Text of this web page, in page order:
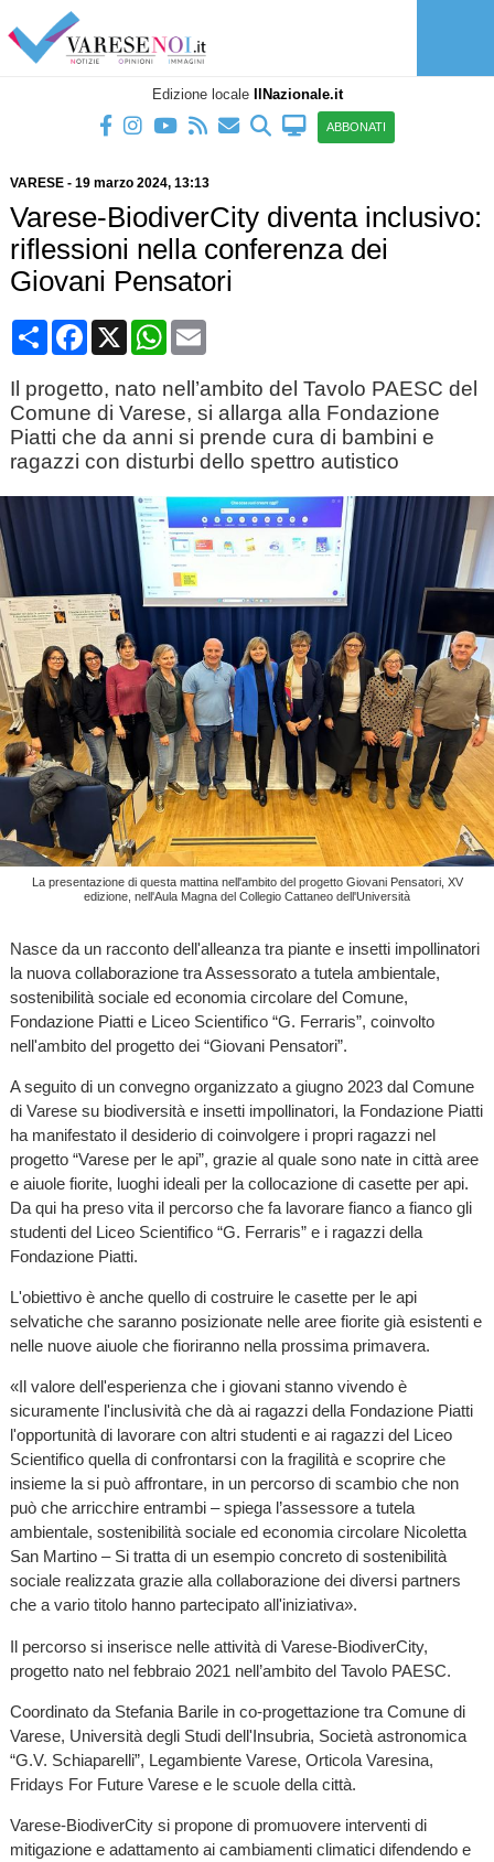
Edizione locale IlNazionale.it
ABBONATI
VARESE- 19 marzo 2024, 13:13
Varese-BiodiverCity diventa inclusivo:
riflessioni nella conferenza dei
Giovani Pensatori
CondividiFacebook
X WhatsApp
Email
Il progetto, nato nell’ambito del Tavolo PAESC del
Comune di Varese, si allarga alla Fondazione
Piatti che da anni si prende cura di bambini e
ragazzi con disturbi dello spettro autistico
La presentazione di questa mattina nell'ambito del progetto Giovani Pensatori, XV
edizione, nell'Aula Magna del Collegio Cattaneo dell'Università
Nasce da un racconto dell'alleanza tra piante e insetti impollinatori
la nuova collaborazione tra Assessorato a tutela ambientale,
sostenibilità sociale ed economia circolare del Comune,
Fondazione Piatti e Liceo Scientifico “G. Ferraris”, coinvolto
nell'ambito del progetto dei “Giovani Pensatori”.
A seguito di un convegno organizzato a giugno 2023 dal Comune
di Varese su biodiversità e insetti impollinatori, la Fondazione Piatti
ha manifestato il desiderio di coinvolgere i propri ragazzi nel
progetto “Varese per le api”, grazie al quale sono nate in città aree
e aiuole fiorite, luoghi ideali per la collocazione di casette per api.
Da qui ha preso vita il percorso che fa lavorare fianco a fianco gli
studenti del Liceo Scientifico “G. Ferraris” e i ragazzi della
Fondazione Piatti.
L'obiettivo è anche quello di costruire le casette per le api
selvatiche che saranno posizionate nelle aree fiorite già esistenti e
nelle nuove aiuole che fioriranno nella prossima primavera.
«Il valore dell'esperienza che i giovani stanno vivendo è
sicuramente l'inclusività che dà ai ragazzi della Fondazione Piatti
l'opportunità di lavorare con altri studenti e ai ragazzi del Liceo
Scientifico quella di confrontarsi con la fragilità e scoprire che
insieme la si può affrontare, in un percorso di scambio che non
può che arricchire entrambi – spiega l’assessore a tutela
ambientale, sostenibilità sociale ed economia circolare Nicoletta
San Martino – Si tratta di un esempio concreto di sostenibilità
sociale realizzata grazie alla collaborazione dei diversi partners
che a vario titolo hanno partecipato all'iniziativa».
Il percorso si inserisce nelle attività di Varese-BiodiverCity,
progetto nato nel febbraio 2021 nell’ambito del Tavolo PAESC.
Coordinato da Stefania Barile in co-progettazione tra Comune di
Varese, Università degli Studi dell'Insubria, Società astronomica
“G.V. Schiaparelli”, Legambiente Varese, Orticola Varesina,
Fridays For Future Varese e le scuole della città.
Varese-BiodiverCity si propone di promuovere interventi di
mitigazione e adattamento ai cambiamenti climatici difendendo e